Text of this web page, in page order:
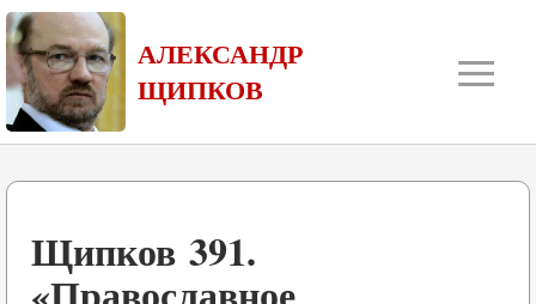
АЛЕКСАНДР
ЩИПКОВ
≡
Щипков 391.